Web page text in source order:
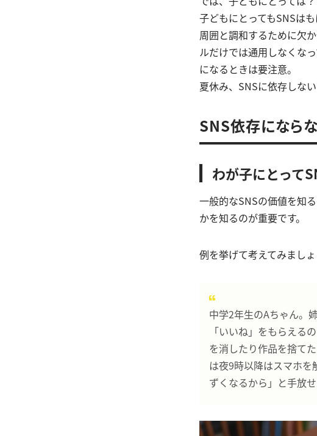
子どもにとってもSNSは
周囲と調和するために欠
ルだけでは通用しなくな
になるときは要注意。
夏休み、SNSに依存しな
SNS依存になら
わが子にとって
一般的なSNSの価値を知
かを知るのが重要です。
例を挙げて考えてみましょ
中学2年生のAちゃん。
「いいね」をもらえる
を消したり作品を捨て
は夜9時以降はスマホを
ずくなるから」と手放